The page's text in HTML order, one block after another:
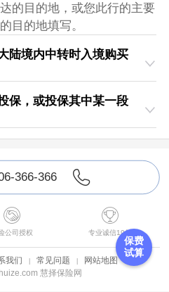
的目的地，或您此行的主要
目的地填写。
陆境内中转时入境购买
保，或投保其中某一段
366-366

公司授权

专业诚信19年
我们 常见问题 网站地图
慧择保险网
保费
试算